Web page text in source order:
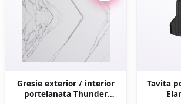
Gresie exterior / interior
portelanata Thunder
Tavita